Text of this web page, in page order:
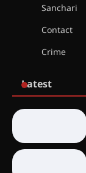
Sanchari
Contact
Crime
Latest